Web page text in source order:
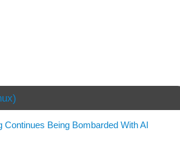
Continues Being Bombarded With AI